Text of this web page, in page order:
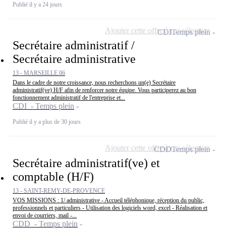
Publié il y a 24 jours
Secrétaire administratif /
Secrétaire administrative
13 - MARSEILLE 06
Dans le cadre de notre croissance, nous recherchons un(e) Secrétaire
administratif(ve) H/F afin de renforcer notre équipe. Vous participerez au bon
fonctionnement administratif de l'entreprise et...
CDI - Temps plein
Publié il y a plus de 30 jours
CDITemps plein
Ajouter cette offre à ma sélection
Secrétaire administratif(ve) et
comptable (H/F)
13 - SAINT-REMY-DE-PROVENCE
VOS MISSIONS : 1/ administrative - Accueil téléphonique, réception du public,
professionnels et particuliers - Utilisation des logiciels word, excel - Réalisation et
envoi de courriers, mail -...
CDD - Temps plein
CDDTemps plein
Ajouter cette offre à ma sélection